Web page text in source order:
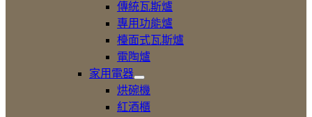
斯
爐|
電
爐
傳統瓦斯爐
專用功能爐
檯面式瓦斯爐
電陶爐
家用電器
展
開
家
烘碗機
紅酒櫃